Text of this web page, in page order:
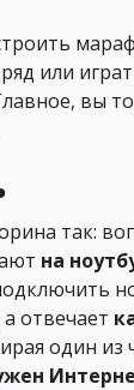
или
вы
так:
на
отвечает
один из